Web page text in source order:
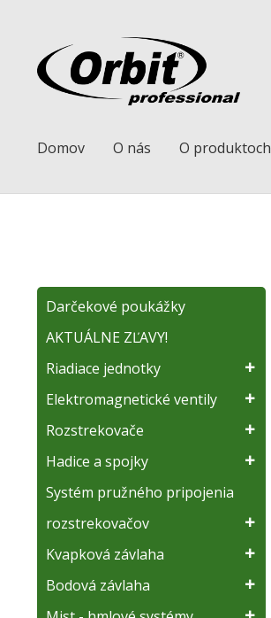
Preskočiť
na
navigáciu
Preskočiť
na
obsah
Domov O nás O produktoch
Darčekové poukážky
AKTUÁLNE ZĽAVY!
Riadiace jednotky
Elektromagnetické ventily
Rozstrekovače
Hadice a spojky
Systém pružného pripojenia
rozstrekovačov
Kvapková závlaha
Bodová závlaha